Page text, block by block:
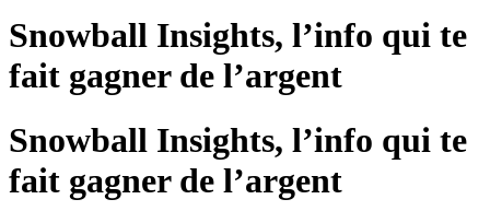
Snowball Insights, l’info qui te
fait gagner de l’argent
Snowball Insights, l’info qui te
fait gagner de l’argent